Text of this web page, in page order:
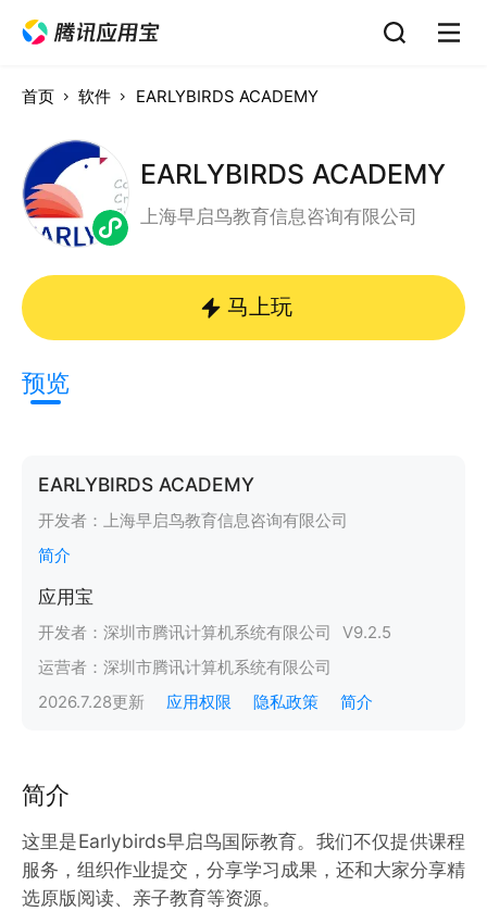
首页 软件 EARLYBIRDS ACADEMY
EARLYBIRDS ACADEMY
上海早启鸟教育信息咨询有限公司
马上玩
预览
EARLYBIRDS ACADEMY
开发者： 上海早启鸟教育信息咨询有限公司
简介
应用宝
开发者： 深圳市腾讯计算机系统有限公司 V9.2.5
运营者： 深圳市腾讯计算机系统有限公司
2026.7.28更新 应用权限 隐私政策 简介
简介
这里是Earlybirds早启鸟国际教育。我们不仅提供课程
服务，组织作业提交，分享学习成果，还和大家分享精
选原版阅读、亲子教育等资源。